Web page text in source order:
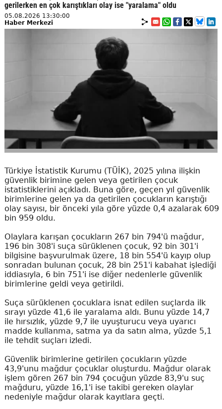
gerilerken en çok karıştıkları olay ise "yaralama" oldu
05.08.2026 13:30:00
Haber Merkezi
Türkiye İstatistik Kurumu (TÜİK), 2025 yılına ilişkin
güvenlik birimine gelen veya getirilen çocuk
istatistiklerini açıkladı. Buna göre, geçen yıl güvenlik
birimlerine gelen ya da getirilen çocukların karıştığı
olay sayısı, bir önceki yıla göre yüzde 0,4 azalarak 609
bin 959 oldu.
Olaylara karışan çocukların 267 bin 794'ü mağdur,
196 bin 308'i suça sürüklenen çocuk, 92 bin 301'i
bilgisine başvurulmak üzere, 18 bin 554'ü kayıp olup
sonradan bulunan çocuk, 28 bin 251'i kabahat işlediği
iddiasıyla, 6 bin 751'i ise diğer nedenlerle güvenlik
birimlerine geldi veya getirildi.
Suça sürüklenen çocuklara isnat edilen suçlarda ilk
sırayı yüzde 41,6 ile yaralama aldı. Bunu yüzde 14,7
ile hırsızlık, yüzde 9,7 ile uyuşturucu veya uyarıcı
madde kullanma, satma ya da satın alma, yüzde 5,1
ile tehdit suçları izledi.
Güvenlik birimlerine getirilen çocukların yüzde
43,9'unu mağdur çocuklar oluşturdu. Mağdur olarak
işlem gören 267 bin 794 çocuğun yüzde 83,9'u suç
mağduru, yüzde 16,1'i ise takibi gereken olaylar
nedeniyle mağdur olarak kayıtlara geçti.